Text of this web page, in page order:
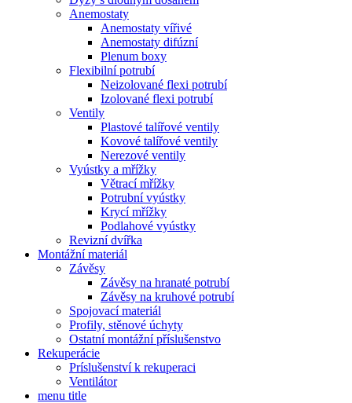
Anemostaty
Anemostaty vířivé
Anemostaty difúzní
Plenum boxy
Flexibilní potrubí
Neizolované flexi potrubí
Izolované flexi potrubí
Ventily
Plastové talířové ventily
Kovové talířové ventily
Nerezové ventily
Vyústky a mřížky
Větrací mřížky
Potrubní vyústky
Krycí mřížky
Podlahové vyústky
Revizní dvířka
Montážní materiál
Závěsy
Závěsy na hranaté potrubí
Závěsy na kruhové potrubí
Spojovací materiál
Profily, stěnové úchyty
Ostatní montážní příslušenstvo
Rekuperácie
Príslušenství k rekuperaci
Ventilátor
menu title